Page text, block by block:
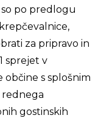
po predlogu
za pripravo in
sprejet v
občine s splošnim
rednega
gostinskih